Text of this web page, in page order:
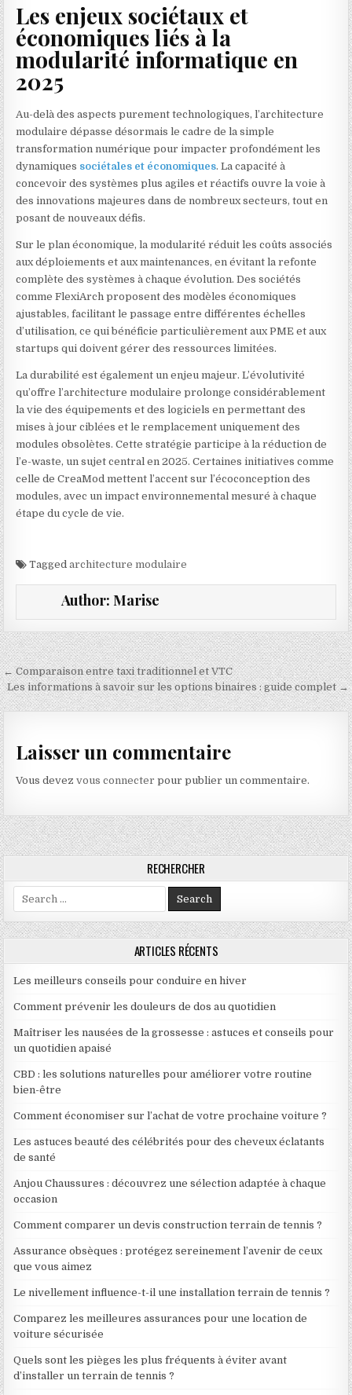
Les enjeux sociétaux et
économiques liés à la
modularité informatique en
2025
Au-delà des aspects purement technologiques, l’architecture
modulaire dépasse désormais le cadre de la simple
transformation numérique pour impacter profondément les
dynamiques sociétales et économiques. La capacité à
concevoir des systèmes plus agiles et réactifs ouvre la voie à
des innovations majeures dans de nombreux secteurs, tout en
posant de nouveaux défis.
Sur le plan économique, la modularité réduit les coûts associés
aux déploiements et aux maintenances, en évitant la refonte
complète des systèmes à chaque évolution. Des sociétés
comme FlexiArch proposent des modèles économiques
ajustables, facilitant le passage entre différentes échelles
d’utilisation, ce qui bénéficie particulièrement aux PME et aux
startups qui doivent gérer des ressources limitées.
La durabilité est également un enjeu majeur. L’évolutivité
qu’offre l’architecture modulaire prolonge considérablement
la vie des équipements et des logiciels en permettant des
mises à jour ciblées et le remplacement uniquement des
modules obsolètes. Cette stratégie participe à la réduction de
l’e-waste, un sujet central en 2025. Certaines initiatives comme
celle de CreaMod mettent l’accent sur l’écoconception des
modules, avec un impact environnemental mesuré à chaque
étape du cycle de vie.
Taggedarchitecture modulaire
Author: Marise
Navigation de l’article
← Comparaison entre taxi traditionnel et VTC
Les informations à savoir sur les options binaires : guide complet →
Laisser un commentaire
Vous devezvous connecter pour publier un commentaire.
RECHERCHER
Search for:
ARTICLES RÉCENTS
Les meilleurs conseils pour conduire en hiver
Comment prévenir les douleurs de dos au quotidien
Maîtriser les nausées de la grossesse : astuces et conseils pour
un quotidien apaisé
CBD : les solutions naturelles pour améliorer votre routine
bien-être
Comment économiser sur l’achat de votre prochaine voiture ?
Les astuces beauté des célébrités pour des cheveux éclatants
de santé
Anjou Chaussures : découvrez une sélection adaptée à chaque
occasion
Comment comparer un devis construction terrain de tennis ?
Assurance obsèques : protégez sereinement l’avenir de ceux
que vous aimez
Le nivellement influence-t-il une installation terrain de tennis ?
Comparez les meilleures assurances pour une location de
voiture sécurisée
Quels sont les pièges les plus fréquents à éviter avant
d’installer un terrain de tennis ?